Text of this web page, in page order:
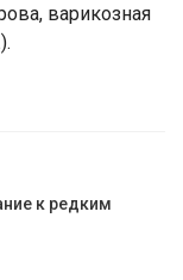
варикозная
к редким